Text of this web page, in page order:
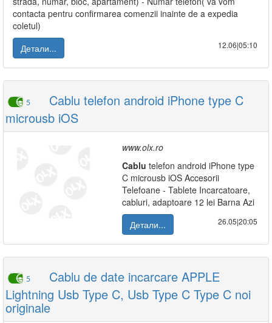
contacta pentru confirmarea comenzii inainte de a expedia
coletul)
Детали...
12.06|05:10
5
Cablu telefon android iPhone type C
microusb iOS
www.olx.ro
Cablu telefon android iPhone type
C microusb iOS Accesorii
Telefoane - Tablete Incarcatoare,
cabluri, adaptoare 12 lei Barna Azi
Детали...
26.05|20:05
5
Cablu de date incarcare APPLE
Lightning Usb Type C, Usb Type C Type C noi
originale